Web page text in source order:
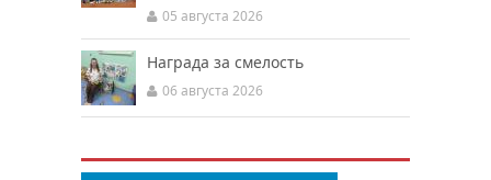
05 августа 2026
Награда за смелость
06 августа 2026